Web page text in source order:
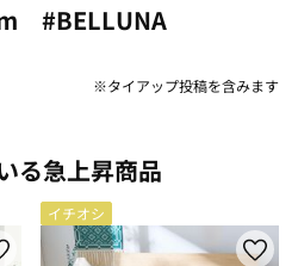
#BELLUNA
※タイアップ投稿を含みます
る急上昇商品
イチオシ